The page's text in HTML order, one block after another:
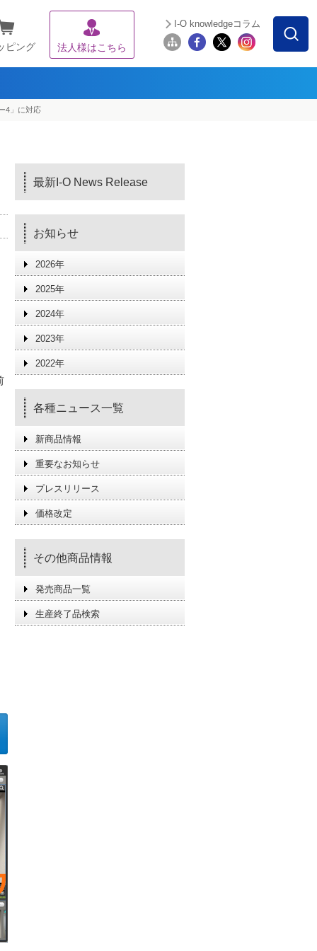
ピング 法人様はこちら
I-O knowledgeコラム
4」に対応
最新I-O News Release
お知らせ
2026年
2025年
2024年
2023年
2022年
各種ニュース一覧
新商品情報
重要なお知らせ
プレスリリース
価格改定
その他商品情報
発売商品一覧
生産終了品検索